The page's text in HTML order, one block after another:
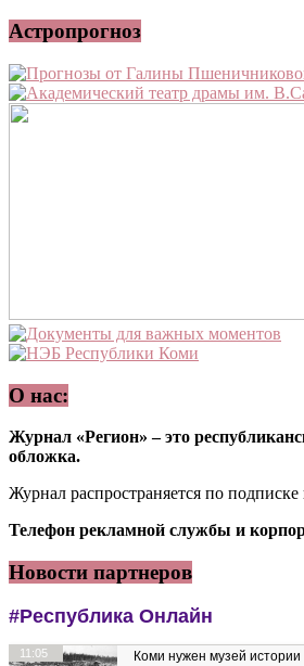
Астропрогноз
О нас:
Журнал «Регион» – это
обложка.
Журнал распространяется по
Телефон рекламной службы и
Новости партнеров